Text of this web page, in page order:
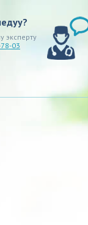
эксперту
03